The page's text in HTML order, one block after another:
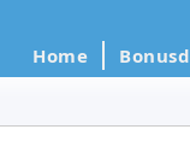
Home